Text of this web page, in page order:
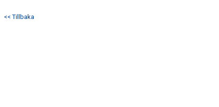
<< Tillbaka